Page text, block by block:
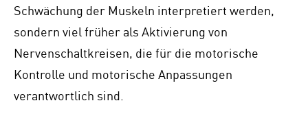
Schwächung der Muskeln interpretiert werden,
sondern viel früher als Aktivierung von
Nervenschaltkreisen, die für die motorische
Kontrolle und motorische Anpassungen
verantwortlich sind.